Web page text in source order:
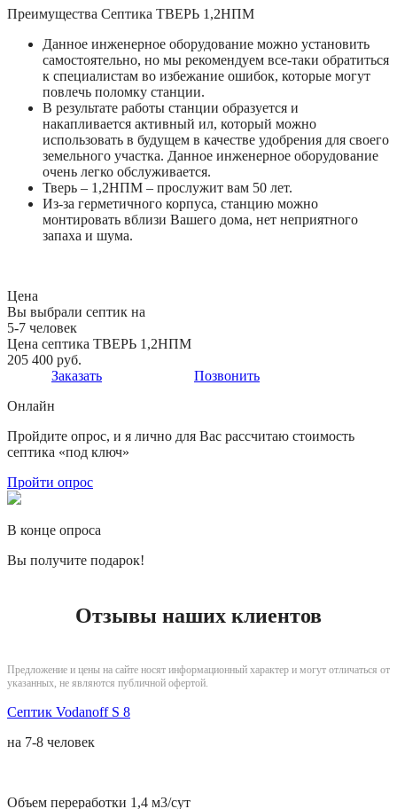
Преимущества Септика ТВЕРЬ 1,2НПМ
Данное инженерное оборудование можно установить
самостоятельно, но мы рекомендуем все-таки обратиться
к специалистам во избежание ошибок, которые могут
повлечь поломку станции.
В результате работы станции образуется и
накапливается активный ил, который можно
использовать в будущем в качестве удобрения для своего
земельного участка. Данное инженерное оборудование
очень легко обслуживается.
Тверь – 1,2НПМ – прослужит вам 50 лет.
Из-за герметичного корпуса, станцию можно
монтировать вблизи Вашего дома, нет неприятного
запаха и шума.
Цена
Вы выбрали септик на
5-7 человек
Цена септика ТВЕРЬ 1,2НПМ
205 400 руб.
Заказать
Позвонить
Онлайн
Пройдите опрос, и я лично для Вас рассчитаю стоимость
септика «под ключ»
Пройти опрос
В конце опроса
Вы получите подарок!
Отзывы наших клиентов
Предложение и цены на сайте носят информационный характер и могут отличаться от
указанных, не являются публичной офертой.
Септик Vodanoff S 8
на 7-8 человек
Объем переработки 1,4 м3/сут